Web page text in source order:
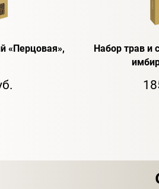
«Перцовая»,
Набор трав и